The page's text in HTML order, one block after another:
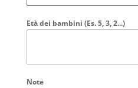
Età dei bambini (Es. 5, 3, 2...)
Note